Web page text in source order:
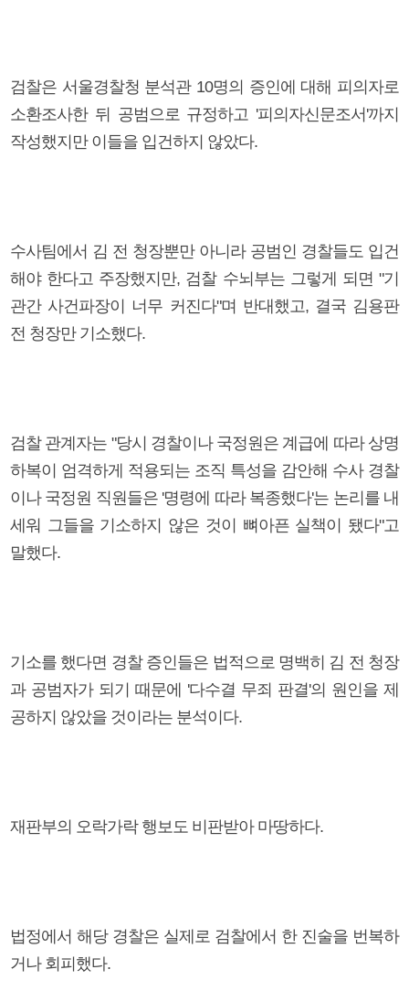
검찰은 서울경찰청 분석관 10명의 증인에 대해 피의자로
소환조사한 뒤 공범으로 규정하고 '피의자신문조서'까지
작성했지만 이들을 입건하지 않았다.
수사팀에서 김 전 청장뿐만 아니라 공범인 경찰들도 입건
해야 한다고 주장했지만, 검찰 수뇌부는 그렇게 되면 "기
관간 사건파장이 너무 커진다"며 반대했고, 결국 김용판
전 청장만 기소했다.
검찰 관계자는 "당시 경찰이나 국정원은 계급에 따라 상명
하복이 엄격하게 적용되는 조직 특성을 감안해 수사 경찰
이나 국정원 직원들은 '명령에 따라 복종했다'는 논리를 내
세워 그들을 기소하지 않은 것이 뼈아픈 실책이 됐다"고
말했다.
기소를 했다면 경찰 증인들은 법적으로 명백히 김 전 청장
과 공범자가 되기 때문에 '다수결 무죄 판결'의 원인을 제
공하지 않았을 것이라는 분석이다.
재판부의 오락가락 행보도 비판받아 마땅하다.
법정에서 해당 경찰은 실제로 검찰에서 한 진술을 번복하
거나 회피했다.